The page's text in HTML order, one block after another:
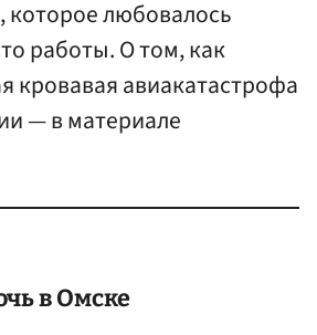
которое любовалось
работы. О том, как
кровавая авиакатастрофа
— в материале
вОмске